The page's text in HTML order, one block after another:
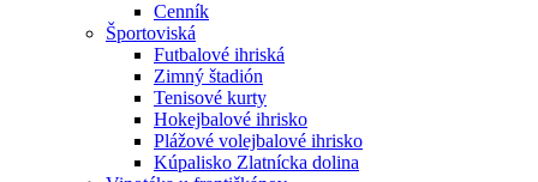
Cenník
Športoviská
Futbalové ihriská
Zimný štadión
Tenisové kurty
Hokejbalové ihrisko
Plážové volejbalové ihrisko
Kúpalisko Zlatnícka dolina